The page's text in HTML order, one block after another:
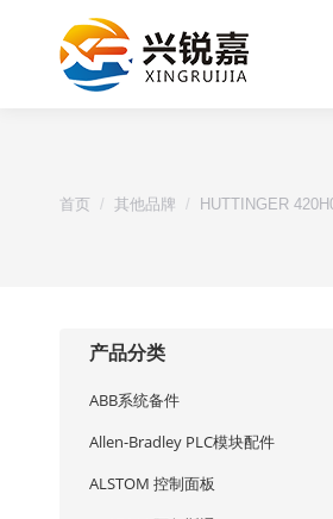
首页 其他品牌 HUTTINGER
产品分类
ABB系统备件
Allen-Bradley PLC模块配件
ALSTOM 控制面板